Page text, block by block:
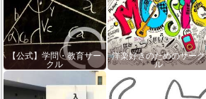
【公式】学問・教育サー
クル
洋楽好きのためのサーク
ル